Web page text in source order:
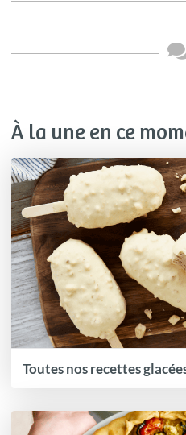
À la une en ce
Toutes nos recettes